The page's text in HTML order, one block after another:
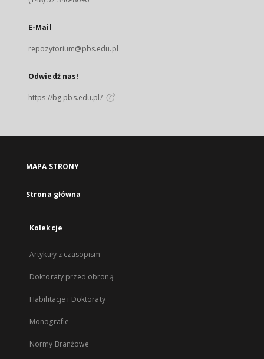
E-Mail
repozytorium@pbs.edu.pl
Odwiedź nas!
https://bg.pbs.edu.pl/
MAPA STRONY
Strona główna
Kolekcje
Artykuły z czasopism
Doktoraty przed obroną
Habilitacje i Doktoraty
Monografie
Normy Branżowe